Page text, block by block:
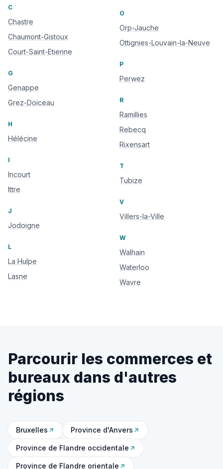
C
Chastre
Chaumont-Gistoux
Court-Saint-Etienne
G
Genappe
Grez-Doiceau
H
Hélécine
I
Incourt
Ittre
J
Jodoigne
L
La Hulpe
Lasne
O
Orp-Jauche
Ottignies-Louvain-la-Neuve
P
Perwez
R
Ramillies
Rebecq
Rixensart
T
Tubize
V
Villers-la-Ville
W
Walhain
Waterloo
Wavre
Parcourir les commerces et
bureaux dans d'autres
régions
Bruxelles Province d'Anvers
Province de Flandre occidentale
Province de Flandre orientale